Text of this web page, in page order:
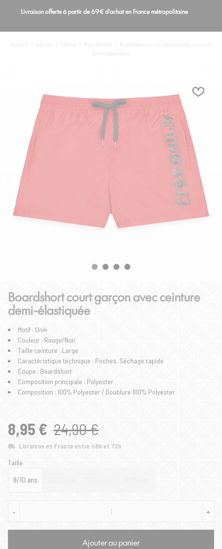
Livraison offerte à partir de 69€ d'achat en France métropolitaine
Accueil | Garçon | Textile | Boardshorts |
Boardshort court garçon avec ceinture
demi-élastiquée
Boardshort court garçon avec ceinture
demi-élastiquée
Motif : Uni4
Couleur : Rouge/Noir
Taille ceinture : Large
Caractéristique technique : Poches, Séchage rapide
Coupe : Boardshort
Composition principale : Polyester
Composition : 100% Polyester / Doublure 100% Polyester
8,95 € 24,90 €
Livraison en France entre 48h et 72h
Taille
8/10 ans
- +
Ajouter au panier